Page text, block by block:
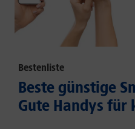
Bestenliste
Beste günstige
Gute Handys für